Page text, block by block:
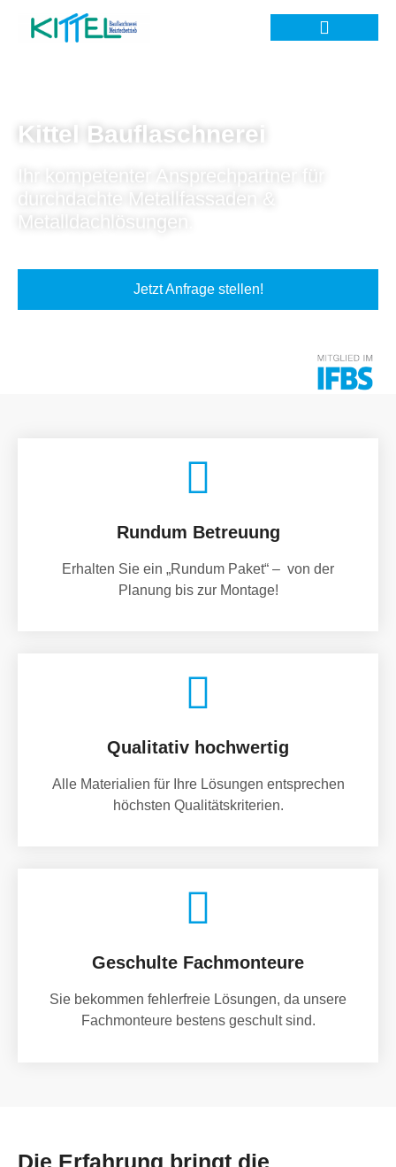
Kittel Bauflaschnerei
Ihr kompetenter Ansprechpartner für
durchdachte Metallfassaden &
Metalldachlösungen.
Jetzt Anfrage stellen!
Rundum Betreuung
Erhalten Sie ein „Rundum Paket“ – von der
Planung bis zur Montage!
Qualitativ hochwertig
Alle Materialien für Ihre Lösungen entsprechen
höchsten Qualitätskriterien.
Geschulte Fachmonteure
Sie bekommen fehlerfreie Lösungen, da unsere
Fachmonteure bestens geschult sind.
Die Erfahrung bringt die